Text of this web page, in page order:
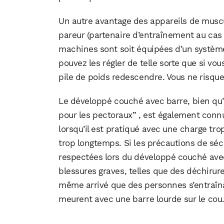
Un autre avantage des appareils de
pareur (partenaire d’entraînement au
machines sont soit équipées d’un
pouvez les régler de telle sorte que si
pile de poids redescendre. Vous ne
Le développé couché avec barre, bien
pour les pectoraux” , est également
lorsqu’il est pratiqué avec une charge
trop longtemps. Si les précautions de
respectées lors du développé couché
blessures graves, telles que des
même arrivé que des personnes
meurent avec une barre lourde sur le